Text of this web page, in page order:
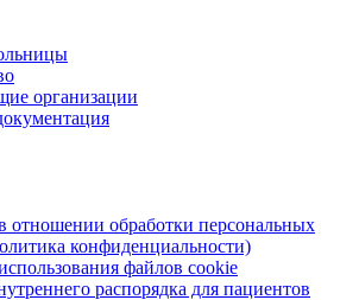
организации
отношении обработки персональных
конфиденциальности)
файлов cookie
распорядка для пациентов